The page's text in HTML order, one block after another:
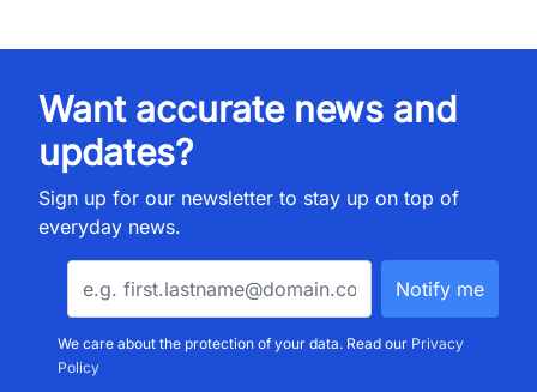
Want accurate news and
updates?
Sign up for our newsletter to stay up on top of
everyday news.
We care about the protection of your data. Read our Privacy
Policy